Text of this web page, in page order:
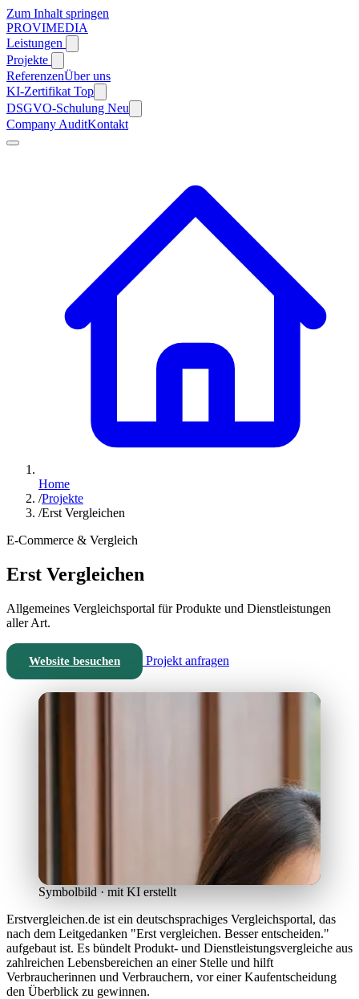
Zum Inhalt springen
PROVIMEDIA
Leistungen
Projekte
ReferenzenÜber uns
KI-Zertifikat Top
DSGVO-Schulung Neu
Company AuditKontakt
Home
/Projekte
/Erst Vergleichen
E-Commerce & Vergleich
Erst Vergleichen
Allgemeines Vergleichsportal für Produkte und Dienstleistungen
aller Art.
Website besuchen Projekt anfragen
Symbolbild · mit KI erstellt
Erstvergleichen.de ist ein deutschsprachiges Vergleichsportal, das
nach dem Leitgedanken "Erst vergleichen. Besser entscheiden."
aufgebaut ist. Es bündelt Produkt- und Dienstleistungsvergleiche aus
zahlreichen Lebensbereichen an einer Stelle und hilft
Verbraucherinnen und Verbrauchern, vor einer Kaufentscheidung
den Überblick zu gewinnen.